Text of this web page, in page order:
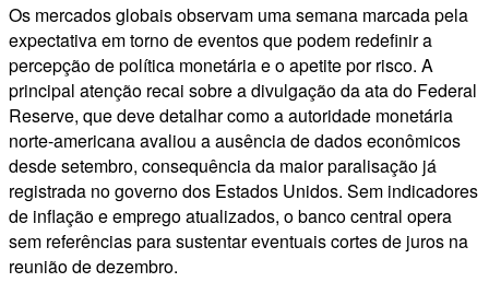
Os mercados globais observam uma semana marcada pela
expectativa em torno de eventos que podem redefinir a
percepção de política monetária e o apetite por risco. A
principal atenção recai sobre a divulgação da ata do Federal
Reserve, que deve detalhar como a autoridade monetária
norte-americana avaliou a ausência de dados econômicos
desde setembro, consequência da maior paralisação já
registrada no governo dos Estados Unidos. Sem indicadores
de inflação e emprego atualizados, o banco central opera
sem referências para sustentar eventuais cortes de juros na
reunião de dezembro.